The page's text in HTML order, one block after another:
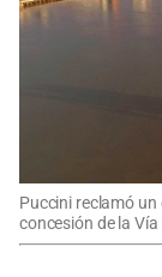
Puccini reclamó
concesión de la